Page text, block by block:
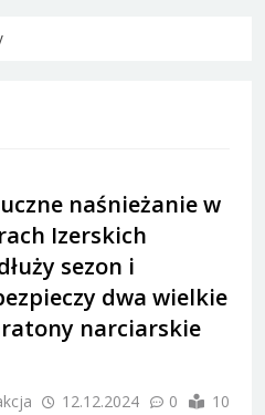
naśnieżanie w
Izerskich
sezon i
dwa wielkie
narciarskie
12.12.2024 0
10